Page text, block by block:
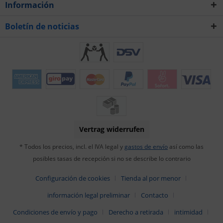
Información
Boletín de noticias
Vertrag widerrufen
* Todos los precios, incl. el IVA legal y gastos de envío así como las
posibles tasas de recepción si no se describe lo contrario
Configuración de cookies
Tienda al por menor
información legal preliminar
Contacto
Condiciones de envío y pago
Derecho a retirada intimidad